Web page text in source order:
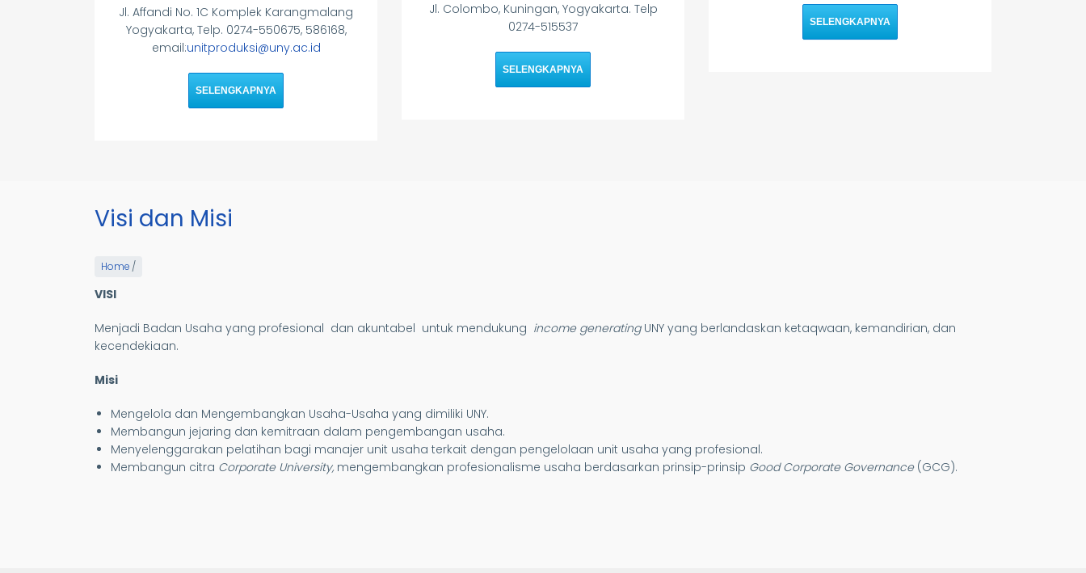
Jl. Affandi No. 1C Komplek Karangmalang
Yogyakarta, Telp. 0274-550675, 586168,
email:unitproduksi@uny.ac.id
SELENGKAPNYA
Jl. Colombo, Kuningan, Yogyakarta. Telp
0274-515537
SELENGKAPNYA
SELENGKAPNYA
Visi dan Misi
Home /
VISI
Menjadi Badan Usaha yang profesional dan akuntabel untuk mendukung income generatingUNY yang berlandaskan ketaqwaan, kemandirian, dan
kecendekiaan.
Misi
Mengelola dan Mengembangkan Usaha-Usaha yang dimiliki UNY.
Membangun jejaring dan kemitraan dalam pengembangan usaha.
Menyelenggarakan pelatihan bagi manajer unit usaha terkait dengan pengelolaan unit usaha yang profesional.
Membangun citra Corporate University,mengembangkan profesionalisme usaha berdasarkan prinsip-prinsip Good Corporate Governance(GCG).